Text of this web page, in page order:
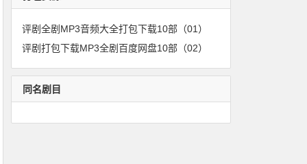
评剧全剧MP3音频大全打包下载10部（01）
评剧打包下载MP3全剧百度网盘10部（02）
同名剧目